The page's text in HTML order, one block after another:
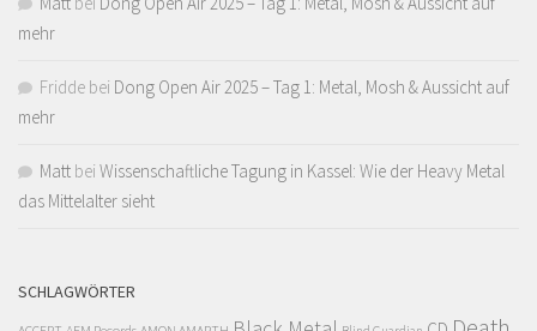
mehr
Fridde bei Dong Open Air 2025 – Tag 1: Metal, Mosh & Aussicht auf
mehr
Matt bei Wissenschaftliche Tagung in Kassel: Wie der Heavy Metal
das Mittelalter sieht
SCHLAGWÖRTER